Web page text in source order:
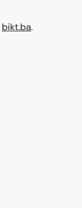
bikt.ba.